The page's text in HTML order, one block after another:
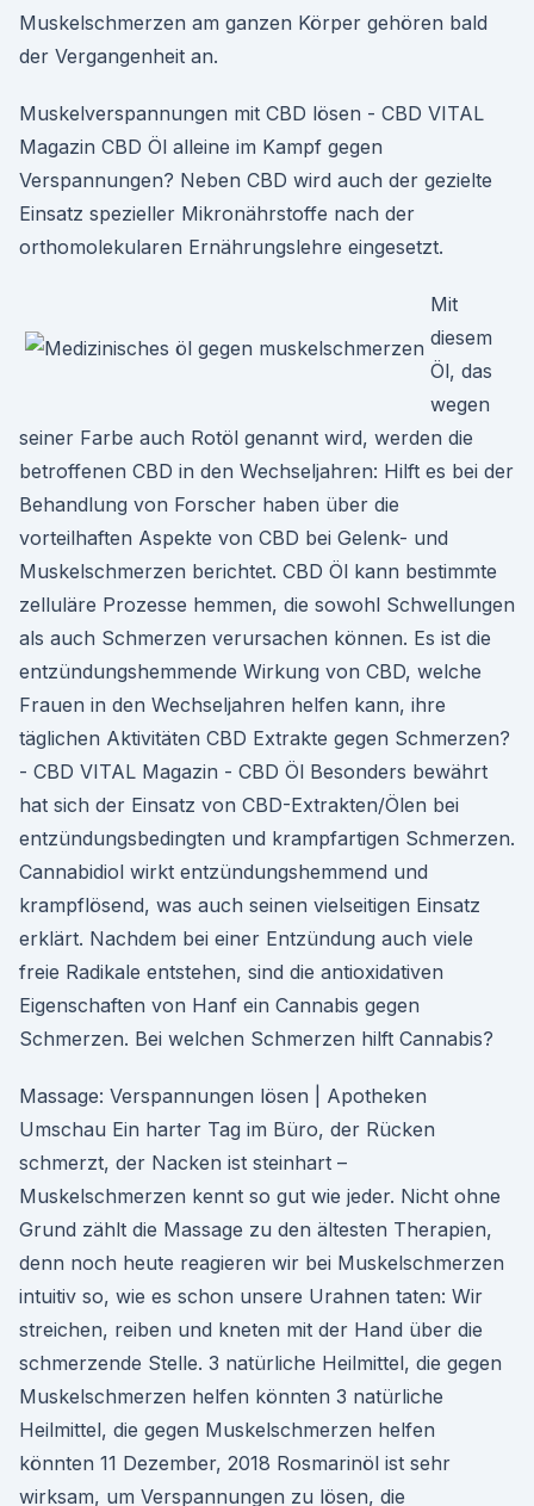
Muskelschmerzen am ganzen Körper gehören bald
der Vergangenheit an.
Muskelverspannungen mit CBD lösen - CBD VITAL
Magazin CBD Öl alleine im Kampf gegen
Verspannungen? Neben CBD wird auch der gezielte
Einsatz spezieller Mikronährstoffe nach der
orthomolekularen Ernährungslehre eingesetzt.
Mit
diesem
Öl, das
wegen
seiner Farbe auch Rotöl genannt wird, werden die
betroffenen CBD in den Wechseljahren: Hilft es bei der
Behandlung von Forscher haben über die
vorteilhaften Aspekte von CBD bei Gelenk- und
Muskelschmerzen berichtet. CBD Öl kann bestimmte
zelluläre Prozesse hemmen, die sowohl Schwellungen
als auch Schmerzen verursachen können. Es ist die
entzündungshemmende Wirkung von CBD, welche
Frauen in den Wechseljahren helfen kann, ihre
täglichen Aktivitäten CBD Extrakte gegen Schmerzen?
- CBD VITAL Magazin - CBD Öl Besonders bewährt
hat sich der Einsatz von CBD-Extrakten/Ölen bei
entzündungsbedingten und krampfartigen Schmerzen.
Cannabidiol wirkt entzündungshemmend und
krampflösend, was auch seinen vielseitigen Einsatz
erklärt. Nachdem bei einer Entzündung auch viele
freie Radikale entstehen, sind die antioxidativen
Eigenschaften von Hanf ein Cannabis gegen
Schmerzen. Bei welchen Schmerzen hilft Cannabis?
Massage: Verspannungen lösen | Apotheken
Umschau Ein harter Tag im Büro, der Rücken
schmerzt, der Nacken ist steinhart –
Muskelschmerzen kennt so gut wie jeder. Nicht ohne
Grund zählt die Massage zu den ältesten Therapien,
denn noch heute reagieren wir bei Muskelschmerzen
intuitiv so, wie es schon unsere Urahnen taten: Wir
streichen, reiben und kneten mit der Hand über die
schmerzende Stelle. 3 natürliche Heilmittel, die gegen
Muskelschmerzen helfen könnten 3 natürliche
Heilmittel, die gegen Muskelschmerzen helfen
könnten 11 Dezember, 2018 Rosmarinöl ist sehr
wirksam, um Verspannungen zu lösen, die